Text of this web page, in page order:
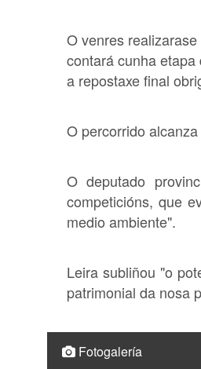
O venres
contará cunha
a repostaxe final
O percorrido
O deputado
competicións, que
medio ambiente".
Leira subliñou "o
patrimonial da nosa
Fotogalería